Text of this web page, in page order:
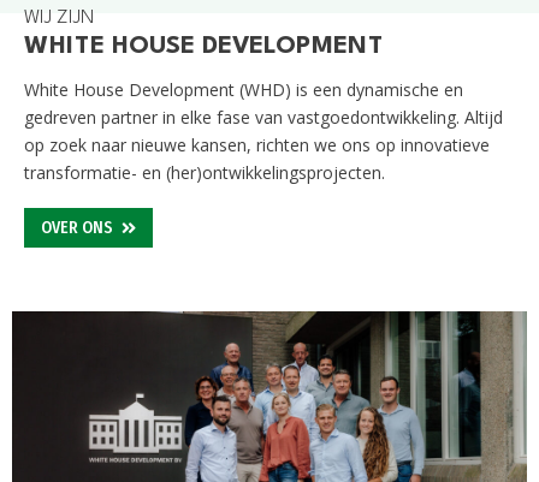
WIJ ZIJN
WHITE HOUSE DEVELOPMENT
White House Development (WHD) is een dynamische en
gedreven partner in elke fase van vastgoedontwikkeling. Altijd
op zoek naar nieuwe kansen, richten we ons op innovatieve
transformatie- en (her)ontwikkelingsprojecten.
OVER ONS